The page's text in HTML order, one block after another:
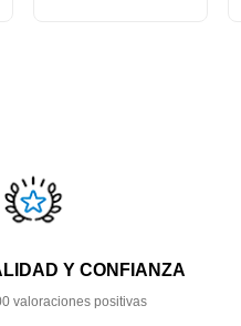
Y CONFIANZA
valoraciones positivas